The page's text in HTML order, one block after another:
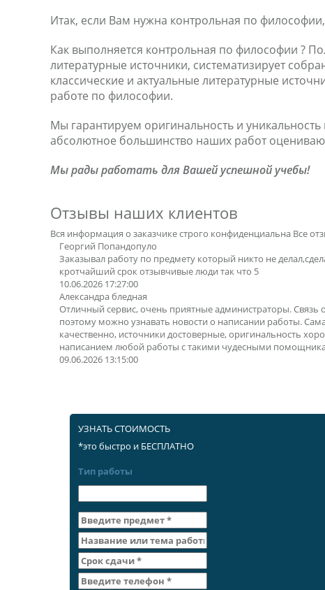
Итак, если Вам нужна контрольная по
Как выполняется контрольная по философии ?
литературные источники, систематизирует
классические и актуальные литературные
работе по философии.
Мы гарантируем оригинальность и
абсолютное большинство наших работ
Мы рады работать для Вашей успешной учебы!
Отзывы наших клиентов
Вся информация о заказчике строго конфиденциальна Все
Георгий Попандопуло
Заказывал работу по предмету который никто не
кротчайший срок отзывчивые люди так что 5
10.06.2026 17:27:00
Александра бледная
Отличный сервис, очень приятные администраторы.
поэтому можно узнавать новости о написании работы.
качественно, источники достоверные, оригинальность
написанием любой работы с такими чудесными
09.06.2026 13:15:00
УЗНАТЬ СТОИМОСТЬ
*это быстро и БЕСПЛАТНО
Тип работы